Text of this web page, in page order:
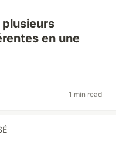
plusieurs
en une
1 min read